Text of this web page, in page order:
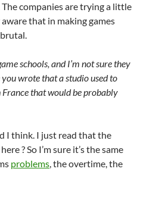
companies are trying a little
that in making games
schools, and I’m not sure they
wrote that a studio used to
that would be probably
I think. I just read that the
here ? So I’m sure it’s the same
problems, the overtime, the